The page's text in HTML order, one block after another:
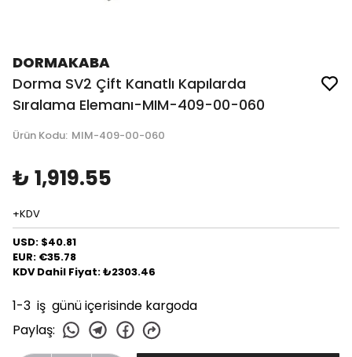
DORMAKABA
Dorma SV2 Çift Kanatlı Kapılarda
Sıralama Elemanı-MIM-409-00-060
Ürün Kodu: MIM-409-00-060
₺ 1,919.55
+KDV
USD: $40.81
EUR: €35.78
KDV Dahil Fiyat: ₺2303.46
1-3 iş günü içerisinde kargoda
Paylaş: